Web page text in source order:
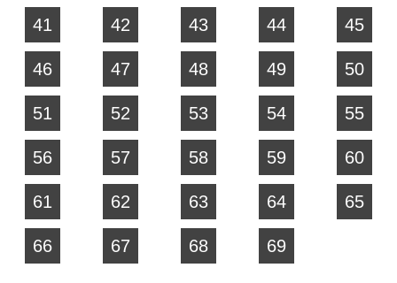
41 42 43 44 45
46 47 48 49 50
51 52 53 54 55
56 57 58 59 60
61 62 63 64 65
66 67 68 69